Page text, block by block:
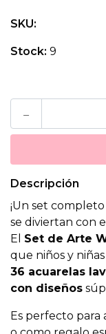
SKU:
Stock: 9
-
Descripción
¡Un set
se diviertan con
El Set de Arte
que niños y
36 acuarelas
con diseños
Es perfecto para